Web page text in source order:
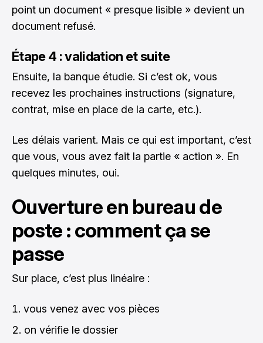
point un document « presque lisible » devient un
document refusé.
Étape 4 : validation et suite
Ensuite, la banque étudie. Si c’est ok, vous
recevez les prochaines instructions (signature,
contrat, mise en place de la carte, etc.).
Les délais varient. Mais ce qui est important, c’est
que vous, vous avez fait la partie « action ». En
quelques minutes, oui.
Ouverture en bureau de
poste : comment ça se
passe
Sur place, c’est plus linéaire :
vous venez avec vos pièces
on vérifie le dossier